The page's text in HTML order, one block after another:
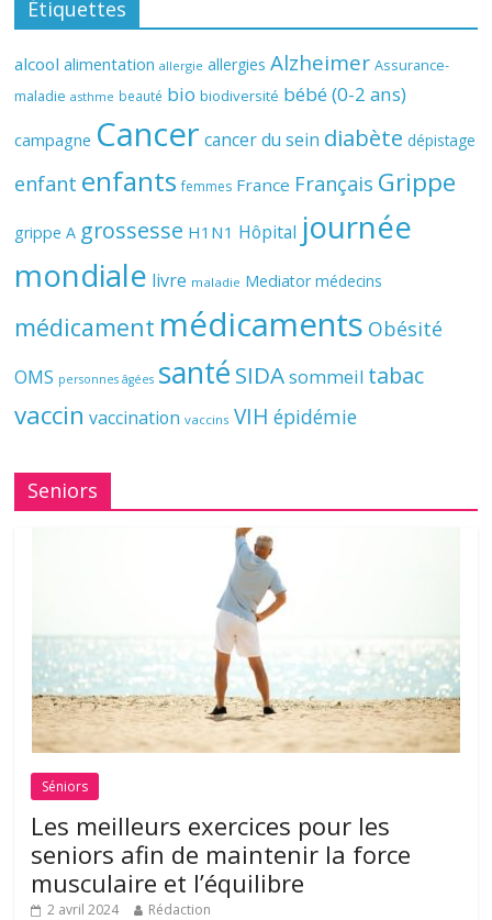
Étiquettes
alcool alimentation allergie allergies Alzheimer Assurance-
maladie asthme beauté bio biodiversité bébé (0-2 ans)
campagne Cancer cancer du sein diabète dépistage
enfant enfants femmes France Français Grippe
grippe A grossesse H1N1 Hôpital journée
mondiale livre maladie Mediator médecins
médicament médicaments Obésité
OMS personnes âgées santé SIDAsommeil tabac
vaccin vaccination vaccins VIH épidémie
Seniors
Séniors
Les meilleurs exercices pour les
seniors afin de maintenir la force
musculaire et l’équilibre
2 avril 2024 Rédaction